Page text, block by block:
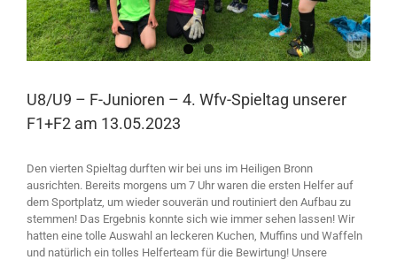
U8/U9 – F-Junioren – 4. Wfv-Spieltag unserer
F1+F2 am 13.05.2023
Den vierten Spieltag durften wir bei uns im Heiligen Bronn
ausrichten. Bereits morgens um 7 Uhr waren die ersten Helfer auf
dem Sportplatz, um wieder souverän und routiniert den Aufbau zu
stemmen! Das Ergebnis konnte sich wie immer sehen lassen! Wir
hatten eine tolle Auswahl an leckeren Kuchen, Muffins und Waffeln
und natürlich ein tolles Helferteam für die Bewirtung! Unsere